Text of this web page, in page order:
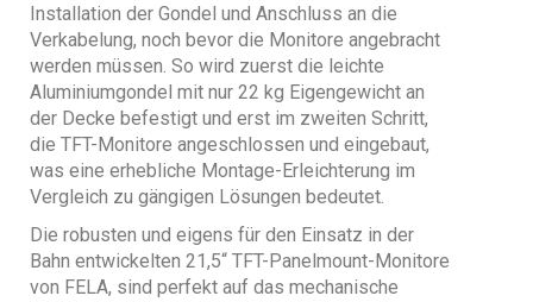
Installation der Gondel und Anschluss an die
Verkabelung, noch bevor die Monitore angebracht
werden müssen. So wird zuerst die leichte
Aluminiumgondel mit nur 22 kg Eigengewicht an
der Decke befestigt und erst im zweiten Schritt,
die TFT-Monitore angeschlossen und eingebaut,
was eine erhebliche Montage-Erleichterung im
Vergleich zu gängigen Lösungen bedeutet.
Die robusten und eigens für den Einsatz in der
Bahn entwickelten 21,5“ TFT-Panelmount-Monitore
von FELA, sind perfekt auf das mechanische